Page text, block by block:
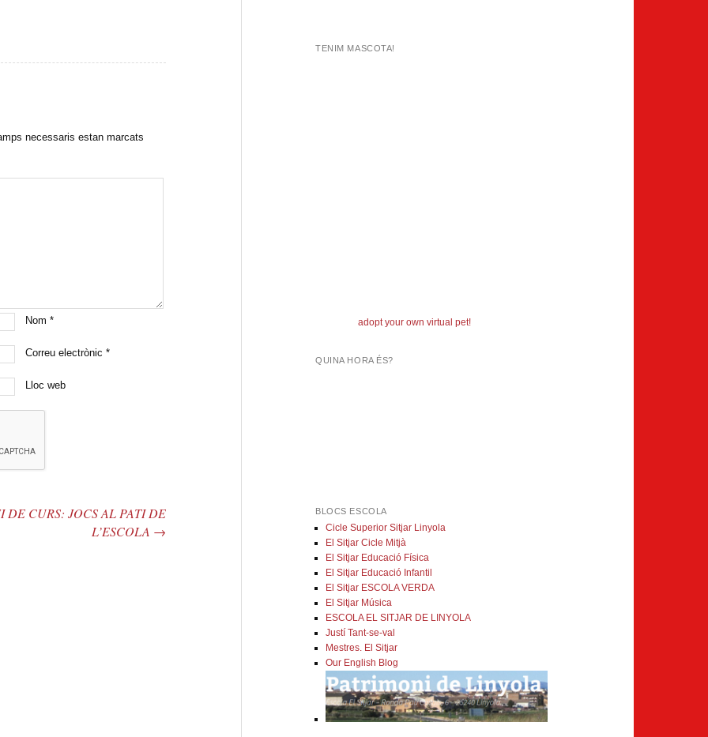
necessaris estan marcats
Nom*
Correu electrònic*
Lloc web
DE CURS: JOCS AL PATI DE
L’ESCOLA →
TENIM MASCOTA!
adopt your own virtual pet!
QUINA HORA ÉS?
BLOCS ESCOLA
Cicle Superior Sitjar Linyola
El Sitjar Cicle Mitjà
El Sitjar Educació Física
El Sitjar Educació Infantil
El Sitjar ESCOLA VERDA
El Sitjar Música
ESCOLA EL SITJAR DE LINYOLA
Justí Tant-se-val
Mestres. El Sitjar
Our English Blog